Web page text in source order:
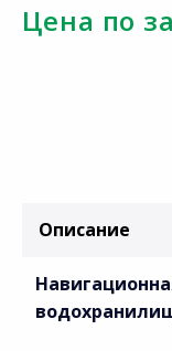
Цена по
Описание